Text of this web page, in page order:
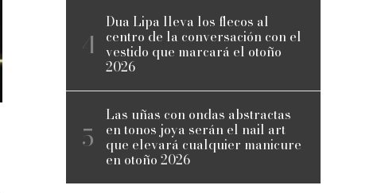
Dua Lipa lleva los flecos al
centro de la conversación con el
vestido que marcará el otoño
2026
Las uñas con ondas abstractas
en tonos joya serán el nail art
que elevará cualquier manicure
en otoño 2026